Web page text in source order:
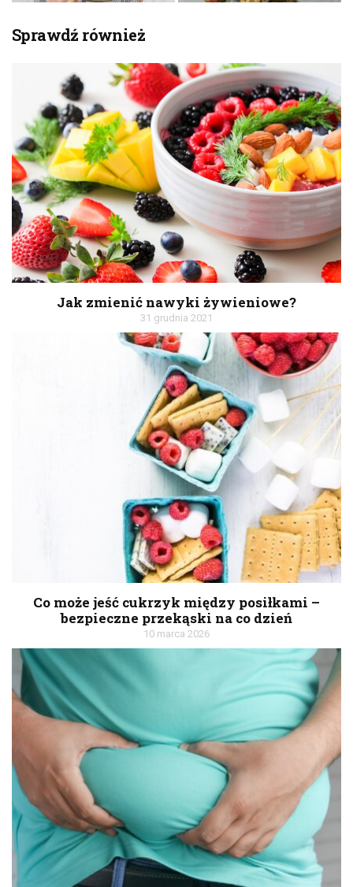
Sprawdź również
Jak zmienić nawyki żywieniowe?
31 grudnia 2021
Co może jeść cukrzyk między posiłkami –
bezpieczne przekąski na co dzień
10 marca 2026